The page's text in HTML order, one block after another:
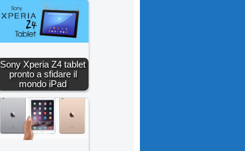
Sony Xperia Z4 tablet
pronto a sfidare il
mondo iPad